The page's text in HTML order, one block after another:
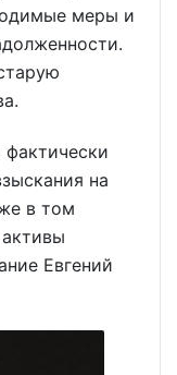
меры и
на
в том
Евгений